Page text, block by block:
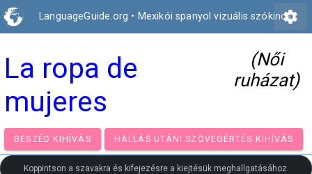
LanguageGuide.org • Mexikói spanyol vizuális szókincs
settings
La ropa de
mujeres
(Női
ruházat)
BESZÉD KIHÍVÁS HALLÁS UTÁNI SZÖVEGÉRTÉS
Koppintson a szavakra és kifejezésre a kiejtésük meghallgatásához.